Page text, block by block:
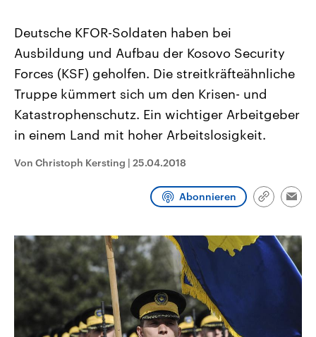
Landtagswahl Sachsen-Anhalt
2026
Alle Informationen
Sachsen-Anhalt wählt am 6.
September 2026 einen neuen
Landtag. Seit 2021 wird das
Bundesland von einer Koalition aus
Umfragen, Prognosen,
Wahlprogramme, aktuelle Berichte
und Kandidaten der anstehenden
USA
Aktuelle Beiträge,
Hintergründe
Wirtschaftlich und
gehören die Vereinigten
den mächtigsten Ländern
mit großem Einfluss auf
aktuelle Weltgeschehen.
Deutsche KFOR-Soldaten haben bei
Ausbildung und Aufbau der Kosovo Security
Forces (KSF) geholfen. Die streitkräfteähnliche
Truppe kümmert sich um den Krisen- und
Katastrophenschutz. Ein wichtiger Arbeitgeber
in einem Land mit hoher Arbeitslosigkeit.
Von Christoph Kersting | 25.04.2018
Abonnieren
Link